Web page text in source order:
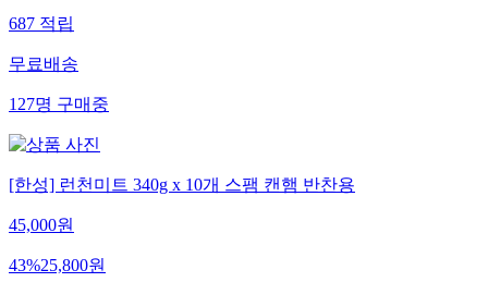
687 적립
무료배송
127명 구매중
[한성] 런천미트 340g x 10개 스팸 캔햄 반찬용
45,000원
43%25,800원